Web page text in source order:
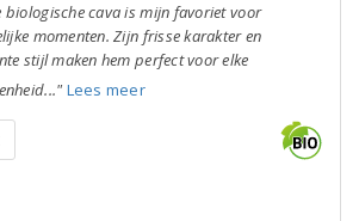
biologische cava is mijn favoriet voor
momenten. Zijn frisse karakter en
stijl maken hem perfect voor elke
Lees meer